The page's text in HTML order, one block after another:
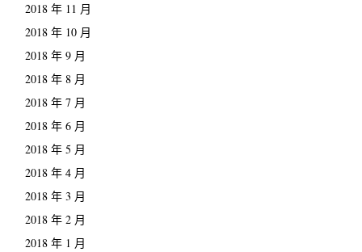
2018 年 11 月
2018 年 10 月
2018 年 9 月
2018 年 8 月
2018 年 7 月
2018 年 6 月
2018 年 5 月
2018 年 4 月
2018 年 3 月
2018 年 2 月
2018 年 1 月